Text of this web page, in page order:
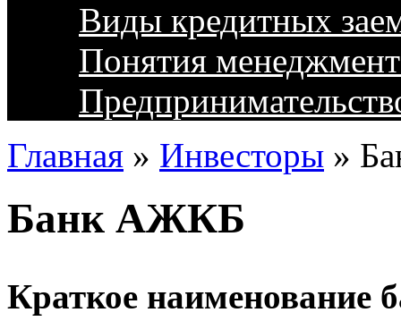
Виды кредитных
Понятия
Главная » Инвесторы »
Банк АЖКБ
Краткое наименование